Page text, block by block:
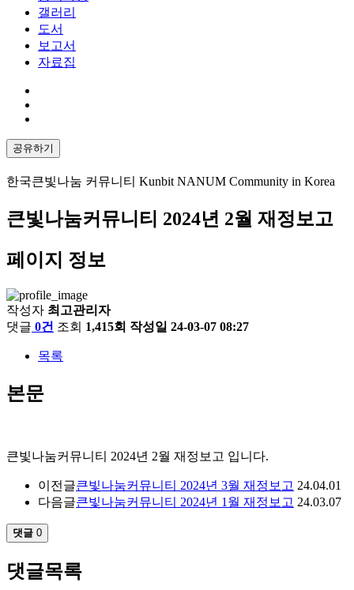
갤러리
도서
보고서
자료집
공유하기
한국큰빛나눔 커뮤니티 Kunbit NANUM Community in Korea
큰빛나눔커뮤니티 2024년 2월 재정보고
페이지 정보
작성자 최고관리자
댓글 0건 조회 1,415회 작성일 24-03-07 08:27
목록
본문
큰빛나눔커뮤니티 2024년 2월 재정보고 입니다.
이전글큰빛나눔커뮤니티 2024년 3월 재정보고 24.04.01
다음글큰빛나눔커뮤니티 2024년 1월 재정보고 24.03.07
댓글 0
댓글목록